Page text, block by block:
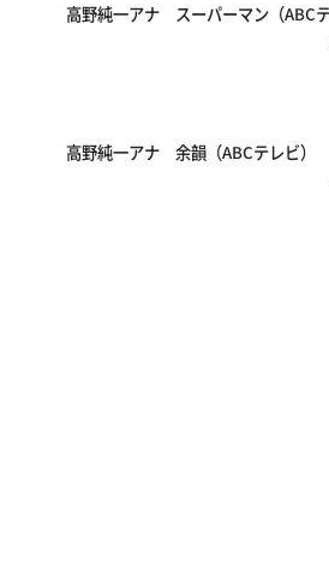
高野純一アナ スーパーマン（ABCテ
高野純一アナ 余韻（ABCテレビ）